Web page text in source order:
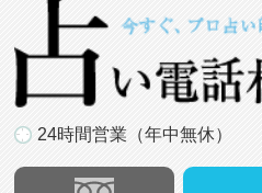
24時間営業（年中無休）